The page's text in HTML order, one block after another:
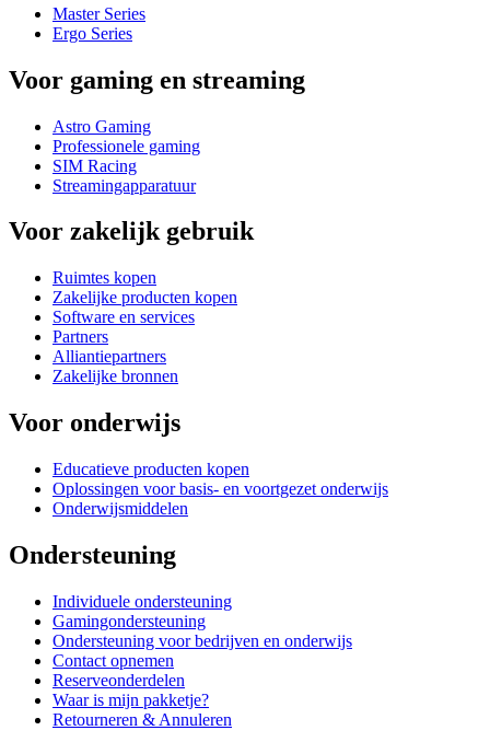
Master Series
Ergo Series
Voor gaming en streaming
Astro Gaming
Professionele gaming
SIM Racing
Streamingapparatuur
Voor zakelijk gebruik
Ruimtes kopen
Zakelijke producten kopen
Software en services
Partners
Alliantiepartners
Zakelijke bronnen
Voor onderwijs
Educatieve producten kopen
Oplossingen voor basis- en voortgezet onderwijs
Onderwijsmiddelen
Ondersteuning
Individuele ondersteuning
Gamingondersteuning
Ondersteuning voor bedrijven en onderwijs
Contact opnemen
Reserveonderdelen
Waar is mijn pakketje?
Retourneren & Annuleren